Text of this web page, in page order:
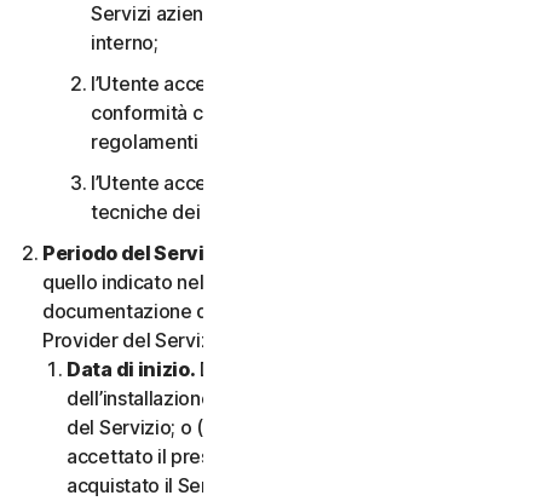
Servizi aziendali, è solo per uso aziendale
interno;
l’Utente accetta di utilizzare i Servizi in
conformità con il CLS e tutte le leggi e i
regolamenti applicabili;
l’Utente accetta di rispettare tutte le limitazioni
tecniche dei Servizi e/o del Software.
Periodo del Servizio.
quello indicato nella Documentazione o nella
documentazione di transazione applicabile dal
Provider del Servizio.
Data di inizio. Dovrà partire (a) dalla data
dell’installazione iniziale del Software o dell’utilizzo
del Servizio; o (b) dalla data in cui l’Utente ha
accettato il presente CLS; o (c) se l’Utente ha
acquistato il Servizio dal nostro negozio online,